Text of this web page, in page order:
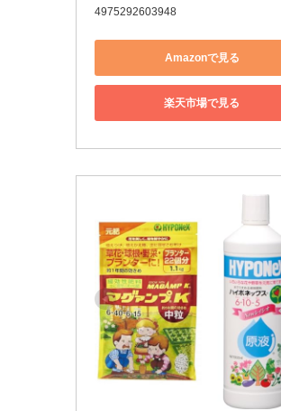
4975292603948
Amazonで見る
楽天市場で見る